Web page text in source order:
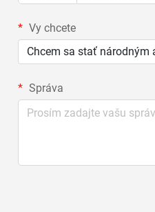
Vy chcete
Chcem sa stať národným
Správa